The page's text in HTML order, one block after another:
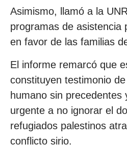
Asimismo, llamó a la
programas de asistencia
en favor de las familias
El informe remarcó que
constituyen testimonio
humano sin precedentes
urgente a no ignorar el
refugiados palestinos
conflicto sirio.